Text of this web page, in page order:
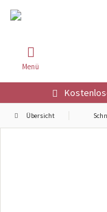
Menü
Übersicht